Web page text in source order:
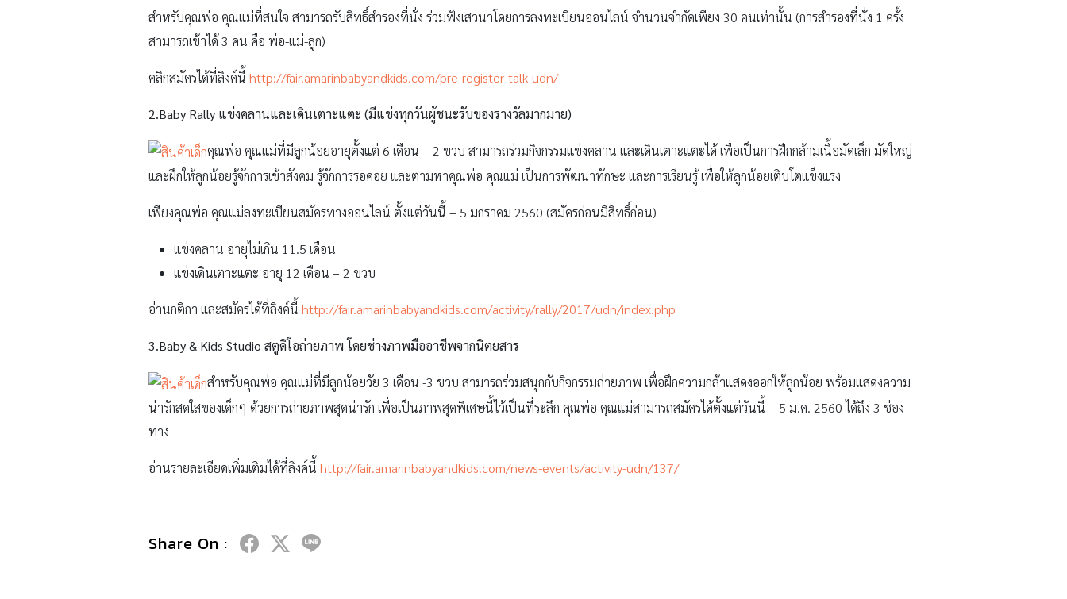
สำหรับคุณพ่อ คุณแม่ที่สนใจ สามารถรับสิทธิ์สำรองที่นั่ง ร่วมฟังเสวนาโดยการลงทะเบียนออนไลน์ จำนวนจำกัดเพียง 30 คนเท่านั้น (การสำรองที่นั่ง 1 ครั้ง
สามารถเข้าได้ 3 คน คือ พ่อ-แม่-ลูก)
คลิกสมัครได้ที่ลิงค์นี้ http://fair.amarinbabyandkids.com/pre-register-talk-udn/
2.Baby Rally แข่งคลานและเดินเตาะแตะ (มีแข่งทุกวันผู้ชนะรับของรางวัลมากมาย)
คุณพ่อ คุณแม่ที่มีลูกน้อยอายุตั้งแต่ 6 เดือน – 2 ขวบ สามารถร่วมกิจกรรมแข่งคลาน และเดินเตาะแตะได้ เพื่อเป็นการฝึกกล้ามเนื้อมัดเล็ก มัดใหญ่
และฝึกให้ลูกน้อยรู้จักการเข้าสังคม รู้จักการรอคอย และตามหาคุณพ่อ คุณแม่ เป็นการพัฒนาทักษะ และการเรียนรู้ เพื่อให้ลูกน้อยเติบโตแข็งแรง
เพียงคุณพ่อ คุณแม่ลงทะเบียนสมัครทางออนไลน์ ตั้งแต่วันนี้ – 5 มกราคม 2560 (สมัครก่อนมีสิทธิ์ก่อน)
แข่งคลาน อายุไม่เกิน 11.5 เดือน
แข่งเดินเตาะแตะ อายุ 12 เดือน – 2 ขวบ
อ่านกติกา และสมัครได้ที่ลิงค์นี้ http://fair.amarinbabyandkids.com/activity/rally/2017/udn/index.php
3.Baby & Kids Studio สตูดิโอถ่ายภาพ โดยช่างภาพมืออาชีพจากนิตยสาร
สำหรับคุณพ่อ คุณแม่ที่มีลูกน้อยวัย 3 เดือน -3 ขวบ สามารถร่วมสนุกกับกิจกรรมถ่ายภาพ เพื่อฝึกความกล้าแสดงออกให้ลูกน้อย พร้อมแสดงความ
น่ารักสดใสของเด็กๆ ด้วยการถ่ายภาพสุดน่ารัก เพื่อเป็นภาพสุดพิเศษนี้ไว้เป็นที่ระลึก คุณพ่อ คุณแม่สามารถสมัครได้ตั้งแต่วันนี้ – 5 ม.ค. 2560 ได้ถึง 3 ช่อง
ทาง
อ่านรายละเอียดเพิ่มเติมได้ที่ลิงค์นี้ http://fair.amarinbabyandkids.com/news-events/activity-udn/137/
Share On :